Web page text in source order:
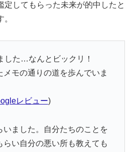
定してもらった未来が的中したと
した…なんとビックリ！
モの通りの道を歩んでいま
レビュー)
いました。自分たちのことを
らい自分の悪い所も教えても